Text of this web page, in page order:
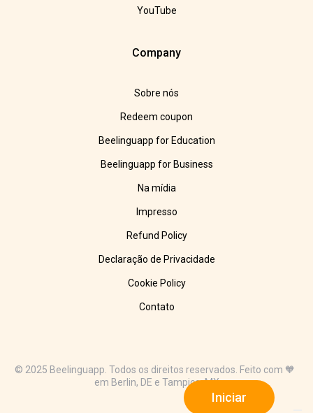
Iniciar
YouTube
Company
Sobre nós
Redeem coupon
Beelinguapp for Education
Beelinguapp for Business
Na mídia
Impresso
Refund Policy
Declaração de Privacidade
Cookie Policy
Contato
© 2025 Beelinguapp. Todos os direitos reservados. Feito com 🧡
em Berlin, DE e Tampico, MX